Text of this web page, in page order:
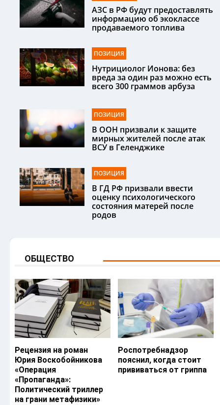
АЗС в РФ будут предоставлять
информацию об экоклассе
продаваемого топлива
ПОЗИЦИЯ
Нутрициолог Ионова: без
вреда за один раз можно есть
всего 300 граммов арбуза
ПОЗИЦИЯ
В ООН призвали к защите
мирных жителей после атак
ВСУ в Геленджике
ПОЗИЦИЯ
В ГД РФ призвали ввести
оценку психологического
состояния матерей после
родов
ОБЩЕСТВО
Рецензия на роман
Юрия Воскобойникова
«Операция
«Пропаганда»:
Политический триллер
на грани метафизики»
Роспотребнадзор
пояснил, когда стоит
прививаться от гриппа